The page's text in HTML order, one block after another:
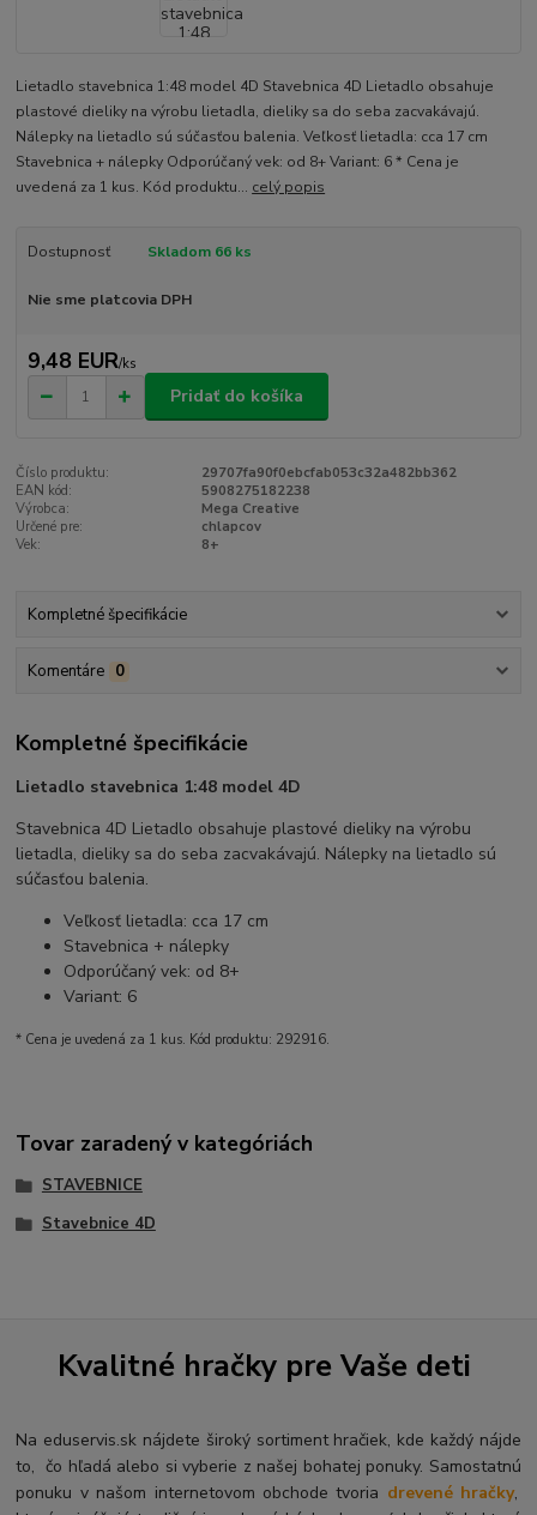
Lietadlo stavebnica 1:48 model 4D Stavebnica 4D Lietadlo obsahuje
plastové dieliky na výrobu lietadla, dieliky sa do seba zacvakávajú.
Nálepky na lietadlo sú súčasťou balenia. Veľkosť lietadla: cca 17 cm
Stavebnica + nálepky Odporúčaný vek: od 8+ Variant: 6 * Cena je
uvedená za 1 kus. Kód produktu... celý popis
Dostupnosť Skladom 66 ks
Nie sme platcovia DPH
9,48 EUR/ks
Pridať do košíka
Číslo produktu:
29707fa90f0ebcfab053c32a482bb362
EAN kód:
5908275182238
Výrobca:
Mega Creative
Určené pre:
chlapcov
Vek:
8+
Kompletné špecifikácie
Komentáre 0
Kompletné špecifikácie
Lietadlo stavebnica 1:48 model 4D
Stavebnica 4D Lietadlo obsahuje plastové dieliky na výrobu
lietadla, dieliky sa do seba zacvakávajú. Nálepky na lietadlo sú
súčasťou balenia.
Veľkosť lietadla: cca 17 cm
Stavebnica + nálepky
Odporúčaný vek: od 8+
Variant: 6
* Cena je uvedená za 1 kus. Kód produktu: 292916.
Tovar zaradený v kategóriách
STAVEBNICE
Stavebnice 4D
Kvalitné hračky pre Vaše deti
Na eduservis.sk nájdete široký sortiment hračiek, kde každý nájde
to, čo hľadá alebo si vyberie z našej bohatej ponuky. Samostatnú
ponuku v našom internetovom obchode tvoria drevené hračky,